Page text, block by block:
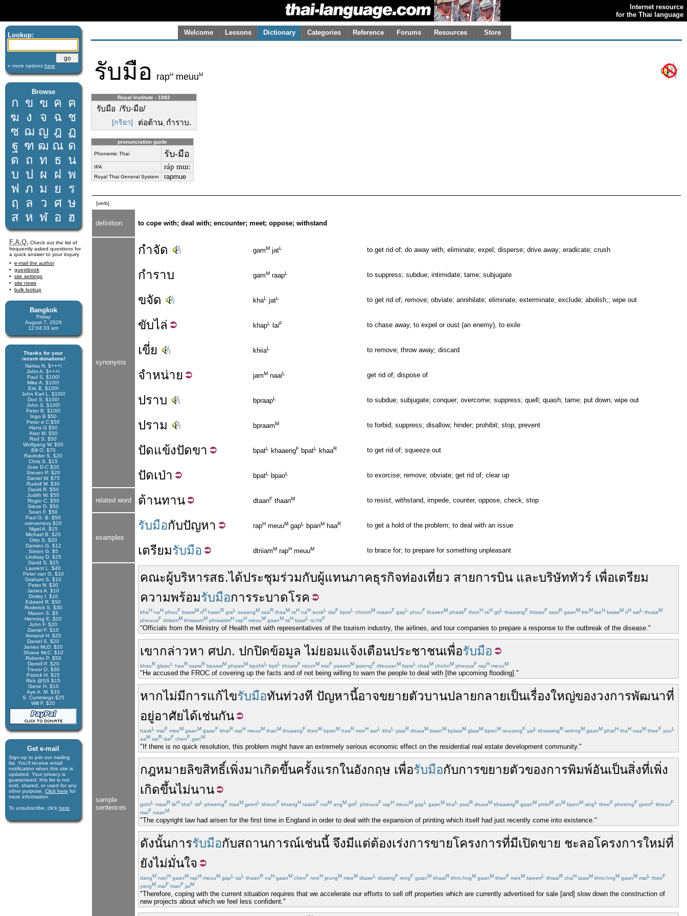
Internet resource
for the Thai language
Lookup:
» more options here
Browse
ก ข ฃ ค ฅ
ฆ ง จ ฉ ช
ซ ฌ ญ ฎ ฏ
ฐ ฑ ฒ ณ ด
ต ถ ท ธ น
บ ป ผ ฝ พ
ฟ ภ ม ย
ร
ฤ
ล ว ศ ษ
ส ห ฬ อ ฮ
F.A.Q. Check out the list of
frequently asked questions for
a quick answer to your inquiry
e-mail the author
guestbook
site settings
site news
bulk lookup
Bangkok
Friday
August 7, 2026
12:04:33 am
Thanks for your
recent donations!
Narisa N. $+++!
John A. $+++!
Paul S. $100!
Mike A. $100!
Eric B. $100!
John Karl L. $100!
Don S. $100!
John S. $100!
Peter B. $100!
Ingo B $50
Peter d C $50
Hans G $50
Alan M. $50
Rod S. $50
Wolfgang W. $50
Bill O. $70
Ravinder S. $20
Chris S. $15
Jose D-C $20
Steven P. $20
Daniel W. $75
Rudolf M. $30
David R. $50
Judith W. $50
Roger C. $50
Steve D. $50
Sean F. $50
Paul G. B. $50
xsinventory $20
Nigel A. $15
Michael B. $20
Otto S. $20
Damien G. $12
Simon G. $5
Lindsay D. $25
David S. $25
Laurent L. $40
Peter van G. $10
Graham S. $10
Peter N. $30
James A. $10
Dmitry I. $10
Edward R. $50
Roderick S. $30
Mason S. $5
Henning E. $20
John F. $20
Daniel F. $10
Armand H. $20
Daniel S. $20
James McD. $20
Shane McC. $10
Roberto P. $50
Derrell P. $20
Trevor O. $30
Patrick H. $25
Rick @SS $15
Gene H. $10
Aye A. M. $33
S. Cummings $25
Will F. $20
Get e-mail
Sign-up to join our mail­ing
list. You'll receive e­mail
notification when this site is
updated. Your privacy is
guaran­teed; this list is not
sold, shared, or used for any
other purpose. Click here for
more infor­mation.
To unsubscribe, click here
Welcome Lessons Dictionary Categories Reference Forums Resources Store
รับมือ rapH meuuM
Royal Institute - 1982
รับมือ /รับ-มือ/
[กริยา] ต่อต้าน, กำราบ.
pronunciation guide
Phonemic Thai รับ-มือ
IPA ráp mɯː
Royal Thai General System rapmue
[verb]
definition to cope with; deal with; encounter; meet; oppose; withstand
synonyms
กำจัด gamM jatL to get rid of; do away with; eliminate; expel; disperse; drive away; eradicate; crush
กำราบ gamM raapL to suppress; subdue; intimidate; tame; subjugate
ขจัด khaL jatL to get rid of; remove; obviate; annihilate; eliminate; exterminate; exclude; abolish;; wipe out
ขับไล่ khapL laiF to chase away, to expel or oust (an enemy), to exile
เขี่ย khiiaL to remove; throw away; discard
จำหน่าย jamM naaiL get rid of; dispose of
ปราบ bpraapL to subdue; subjugate; conquer; overcome; suppress; quell; quash; tame; put down; wipe out
ปราม bpraamM to forbid; suppress; disallow; hinder; prohibit; stop; prevent
ปัดแข้งปัดขา bpatL khaaengF bpatL khaaR to get rid of; squeeze out
ปัดเป่า bpatL bpaoL to exorcise; remove; obviate; get rid of; clear up
related word ต้านทาน dtaanF thaanM to resist, withstand, impede, counter, oppose, check, stop
examples
รับมือกับปัญหา rapH meuuM gapL bpanM haaR to get a hold of the problem; to deal with an issue
เตรียมรับมือ dtriiamM rapH meuuM to brace for; to prepare for something unpleasant
sample
sentences
คณะผู้บริหารสธ.ได้ประชุมร่วมกับผู้แทนภาคธุรกิจท่องเที่ยว สายการบิน และบริษัททัวร์ เพื่อเตรียม
ความพร้อมรับมือการระบาดโรค
khaH naH phuuF baawM riH haanR graL suaangM saaR thaaM raH naH sookL daiF bpraL choomM ruaamF gapL phuuF thaaenM phaakF thooH raH gitL thaawngF thiaaoF saaiR gaanM binM laeH baawM riH satL thuaaM
pheuuaF dtriiamM khwaamM phraawmH rapH meuuM gaanM raH baatL ro:hkF
"Officials from the Ministry of Health met with representatives of the tourism industry, the airlines, and tour companies to prepare a response to the outbreak of the disease."
เขากล่าวหา ศปภ. ปกปิดข้อมูล ไม่ยอมแจ้งเตือนประชาชนเพื่อรับมือ
khaoR glaaoL haaR saawR bpaawM phaawM bpohkL bpitL khaawF muunM maiF yaawmM jaaengF dteuuanM bpraL chaaM chohnM pheuuaF rapH meuuM
"He accused the FROC of covering up the facts and of not being willing to warn the people to deal with [the upcoming flooding]."
หากไม่มีการแก้ไขรับมือทันท่วงที ปัญหานี้อาจขยายตัวบานปลายกลายเป็นเรื่องใหญ่ของวงการพัฒนาที่
อยู่อาศัยได้เช่นกัน
haakL maiF meeM gaanM gaaeF khaiR rapH meuuM thanM thuaangF theeM bpanM haaR neeH aatL khaL yaaiR dtuaaM baanM bplaaiM glaaiM bpenM reuuangF yaiL khaawngR wohngM gaanM phatH thaH naaM theeF yuuL
aaM saiR daiF chenF ganM
"If there is no quick resolution, this problem might have an extremely serious economic effect on the residential real estate development community."
กฎหมายลิขสิทธิ์เพิ่งมาเกิดขึ้นครั้งแรกในอังกฤษ เพื่อรับมือกับการขยายตัวของการพิมพ์อันเป็นสิ่งที่เพิ่ง
เกิดขึ้นไม่นาน
gohtL maaiR likH khaL sitL pheerngF maaM geertL kheunF khrangH raaekF naiM angM gritL pheuuaF rapH meuuM gapL gaanM khaL yaaiR dtuaaM khaawngR gaanM phimM anM bpenM singL theeF pheerngF geertL kheunF
maiF naanM
"The copyright law had arisen for the first time in England in order to deal with the expansion of printing which itself had just recently come into existence."
ดังนั้นการรับมือกับสถานการณ์เช่นนี้ จึงมีแต่ต้องเร่งการขายโครงการที่มีเปิดขาย ชะลอโครงการใหม่ที่
ยังไม่มั่นใจ
dangM nanH gaanM rapH meuuM gapL saL thaanR naH gaanM chenF neeH jeungM meeM dtaaeL dtawngF rengF gaanM khaaiR khro:hngM gaanM theeF meeM bpeertL khaaiR chaH laawM khro:hngM gaanM maiL theeF
yangM maiF manF jaiM
"Therefore, coping with the current situation requires that we accelerate our efforts to sell off properties which are currently advertised for sale [and] slow down the construction of
new projects about which we feel less confident."